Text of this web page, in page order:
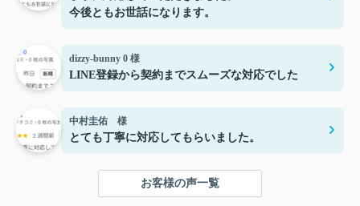
今後ともお世話になります。
dizzy-bunny 0 様
LINE登録から契約までスムーズな対応でした
中村圭佑 様
とても丁寧に対応してもらいました。
お客様の声一覧